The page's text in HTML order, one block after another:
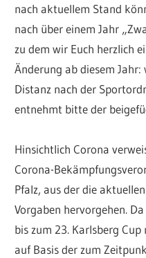
nach aktuellem Stand
nach über einem Jahr
zu dem wir Euch herzlich
Änderung ab diesem
Distanz nach der
entnehmt bitte der
Hinsichtlich Corona
Corona-
Pfalz, aus der die
Vorgaben hervorgehen.
bis zum 23. Karlsberg
auf Basis der zum